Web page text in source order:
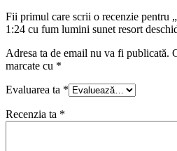
Fii primul care scrii o recenzie pentru
1:24 cu fum lumini sunet resort
Adresa ta de email nu va fi publicată.
marcate cu *
Evaluarea ta *
Recenzia ta *